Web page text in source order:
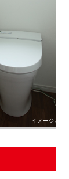
イメージ写真